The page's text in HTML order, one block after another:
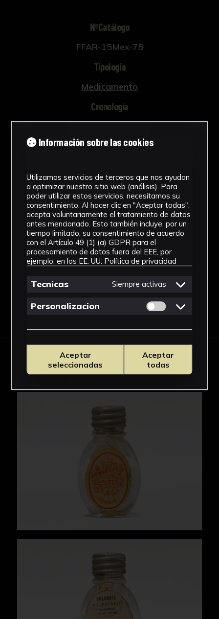
NºCatálogo
FFAR-15Mex-75
Tipología
Medicamento
Cronología
Materiales
Ubicación
Facultad de Farmacia
Dimensiones
5,6 x 3,2 x 1 cm
Ver más
IMÁGENES
Información sobre las cookies
Utilizamos servicios de terceros que nos ayudan
a optimizar nuestro sitio web (análisis). Para
poder utilizar estos servicios, necesitamos su
consentimiento. Al hacer clic en "Aceptar todas",
acepta voluntariamente el tratamiento de datos
antes mencionado. Esto también incluye, por un
tiempo limitado, su consentimiento de acuerdo
con el Artículo 49 (1) (a) GDPR para el
procesamiento de datos fuera del EEE, por
ejemplo, en los EE. UU. Política de privacidad
Tecnicas Siempre activas
Personalizacion Permitir cookies
Aceptar
seleccionadas
Aceptar
todas